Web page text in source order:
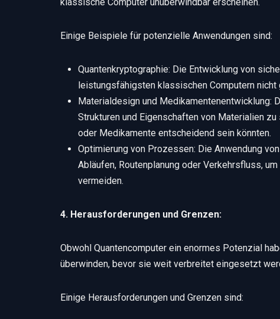
Einige Beispiele für potenzielle Anwendungen sind:
Quantenkryptographie: Die Entwicklung von
leistungsfähigsten klassischen Computern nicht
Materialdesign und Medikamentenentwicklung:
Strukturen und Eigenschaften von Materialien
oder Medikamente entscheidend sein könnten.
Optimierung von Prozessen: Die Anwendung
Abläufen, Routenplanung oder Verkehrsfluss,
vermeiden.
4. Herausforderungen und Grenzen:
Obwohl Quantencomputer ein enormes Potenzial
überwinden, bevor sie weit verbreitet eingesetzt
Einige Herausforderungen und Grenzen sind: